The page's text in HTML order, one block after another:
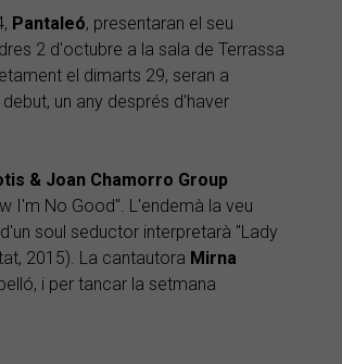
Pantaleó, presentaran el seu
2 d'octubre a la sala de Terrassa
el dimarts 29, seran a
un any després d'haver
& Joan Chamorro Group
I'm No Good". L'endemà la veu
soul seductor interpretarà "Lady
2015). La cantautora Mirna
i per tancar la setmana